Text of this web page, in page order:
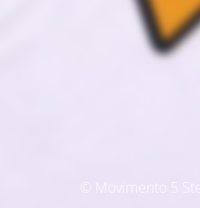
© Movimento 5